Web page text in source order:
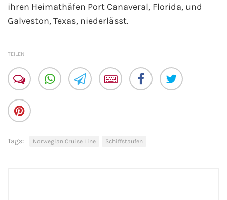
Color Line
FRS Baltic
Scandlines
Stena Line
ihren Heimathäfen Port Canaveral, Florida, und
Galveston, Texas, niederlässt.
TEILEN
Tags: Norwegian Cruise Line Schiffstaufen